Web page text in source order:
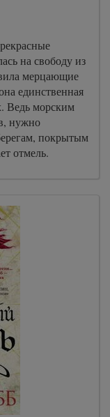
на свободу из
мерцающие
единственная
Ведь морским
нужно
покрытым
отмель.